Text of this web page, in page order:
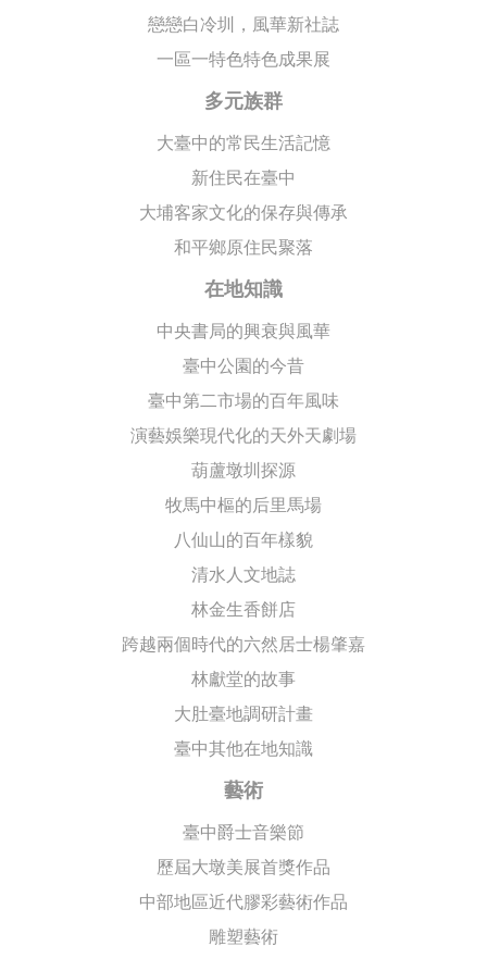
戀戀白冷圳，風華新社誌
一區一特色特色成果展
多元族群
大臺中的常民生活記憶
新住民在臺中
大埔客家文化的保存與傳承
和平鄉原住民聚落
在地知識
中央書局的興衰與風華
臺中公園的今昔
臺中第二市場的百年風味
演藝娛樂現代化的天外天劇場
葫蘆墩圳探源
牧馬中樞的后里馬場
八仙山的百年樣貌
清水人文地誌
林金生香餅店
跨越兩個時代的六然居士楊肇嘉
林獻堂的故事
大肚臺地調研計畫
臺中其他在地知識
藝術
臺中爵士音樂節
歷屆大墩美展首獎作品
中部地區近代膠彩藝術作品
雕塑藝術